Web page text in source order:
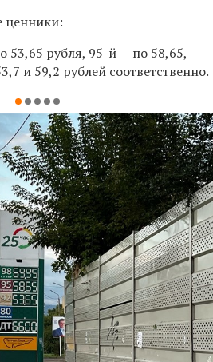
ценники:
53,65 рубля, 95-й — по 58,65,
и 59,2 рублей соответственно.